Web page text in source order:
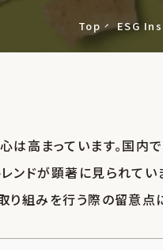
Top ESG
は高まっています。国
ンドが顕著に見られて
り組みを行う際の留意点